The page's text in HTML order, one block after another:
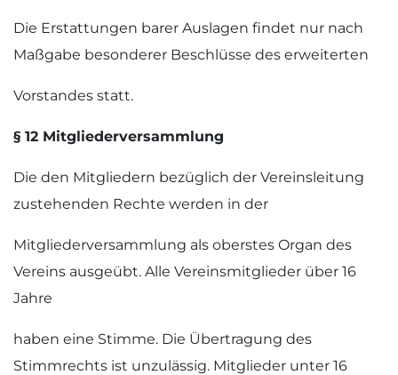
Die Erstattungen barer Auslagen findet nur nach
Maßgabe besonderer Beschlüsse des erweiterten
Vorstandes statt.
§ 12 Mitgliederversammlung
Die den Mitgliedern bezüglich der Vereinsleitung
zustehenden Rechte werden in der
Mitgliederversammlung als oberstes Organ des
Vereins ausgeübt. Alle Vereinsmitglieder über 16
Jahre
haben eine Stimme. Die Übertragung des
Stimmrechts ist unzulässig. Mitglieder unter 16